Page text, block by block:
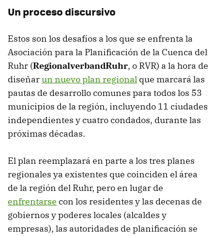
Un proceso discursivo
Estos son los desafíos a los que se enfrenta la
Asociación para la Planificación de la Cuenca del
Ruhr (RegionalverbandRuhr, o RVR) a la hora de
diseñarun nuevo plan regional que marcará las
pautas de desarrollo comunes para todos los 53
municipios de la región, incluyendo 11 ciudades
independientes y cuatro condados, durante las
próximas décadas.
El plan reemplazará en parte a los tres planes
regionales ya existentes que coinciden el área
de la región del Ruhr, pero en lugar de
enfrentarse con los residentes y las decenas de
gobiernos y poderes locales (alcaldes y
empresas), las autoridades de planificación se